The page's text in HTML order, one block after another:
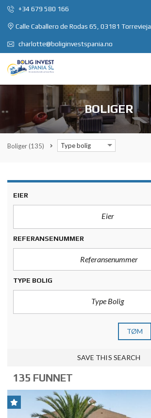
+34 679 580 166
Calle Caballero de Rodas 65, 03181 Torrevieja
charlotte@boliginvestspania.no
BOLIGER
Boliger(135) Type bolig
EIER
Eier
REFERANSENUMMER
TYPE BOLIG
Type Bolig
TØM
SAVE THIS SEARCH
135 FUNNET